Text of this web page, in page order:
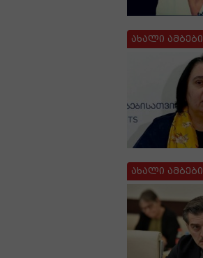
ახალი ამბები
ახალი ამბები